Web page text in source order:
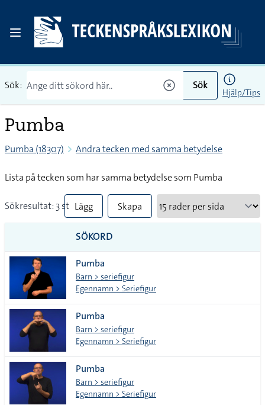
Sök: Sök
Hjälp/Tips
Pumba
Pumba (18307) Andra tecken med samma betydelse
Lista på tecken som har samma betydelse som Pumba
Sökresultat: 3 st Lägg
till
alla i
lista
Skapa
SÖKORD
Pumba
Barn > seriefigur
Egennamn > Seriefigur
Pumba
Barn > seriefigur
Egennamn > Seriefigur
Pumba
Barn > seriefigur
Egennamn > Seriefigur